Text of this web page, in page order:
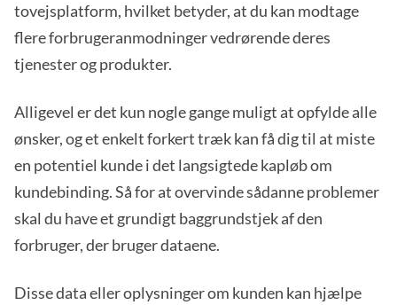
tovejsplatform, hvilket betyder, at du kan modtage
flere forbrugeranmodninger vedrørende deres
tjenester og produkter.
Alligevel er det kun nogle gange muligt at opfylde alle
ønsker, og et enkelt forkert træk kan få dig til at miste
en potentiel kunde i det langsigtede kapløb om
kundebinding. Så for at overvinde sådanne problemer
skal du have et grundigt baggrundstjek af den
forbruger, der bruger dataene.
Disse data eller oplysninger om kunden kan hjælpe